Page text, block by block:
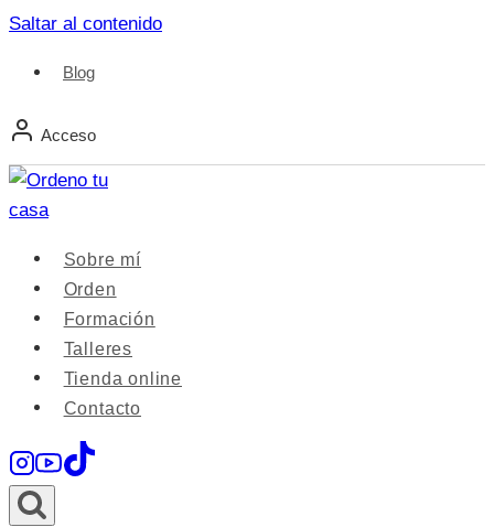
Saltar al contenido
Blog
Acceso
Sobre mí
Orden
Formación
Talleres
Tienda online
Contacto